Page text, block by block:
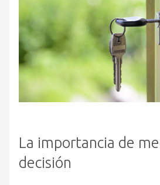
La importancia de
decisión